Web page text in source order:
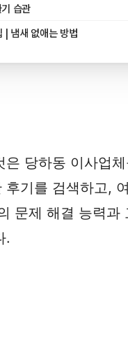
습관
| 냄새 없애는 방법
당하동 이사업
기를 검색하고,
문제 해결 능력
.